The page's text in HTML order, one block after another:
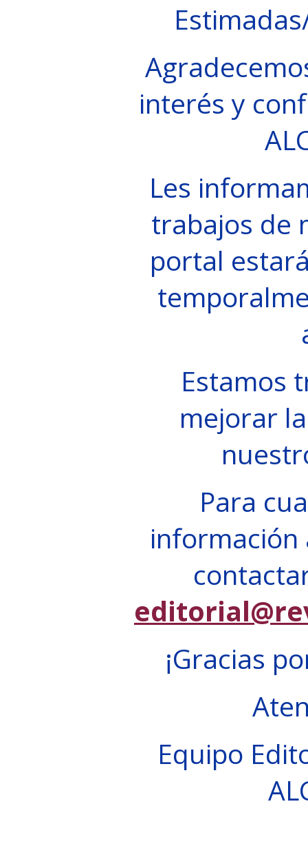
interés y
Les
trabajos de
portal
Estamos
mejorar
Para
información
¡Gracias
Equipo